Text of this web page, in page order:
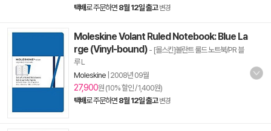
택배로 주문하면 8월 12일 출고 변경
Moleskine Volant Ruled Notebook: Blue La
rge (Vinyl-bound) - [몰스킨]볼란트 룰드 노트북/PR 블
루 L
Moleskine 2008년 09월
27,900원 (10% 할인 / 1,400원)
택배로 주문하면 8월 12일 출고 변경